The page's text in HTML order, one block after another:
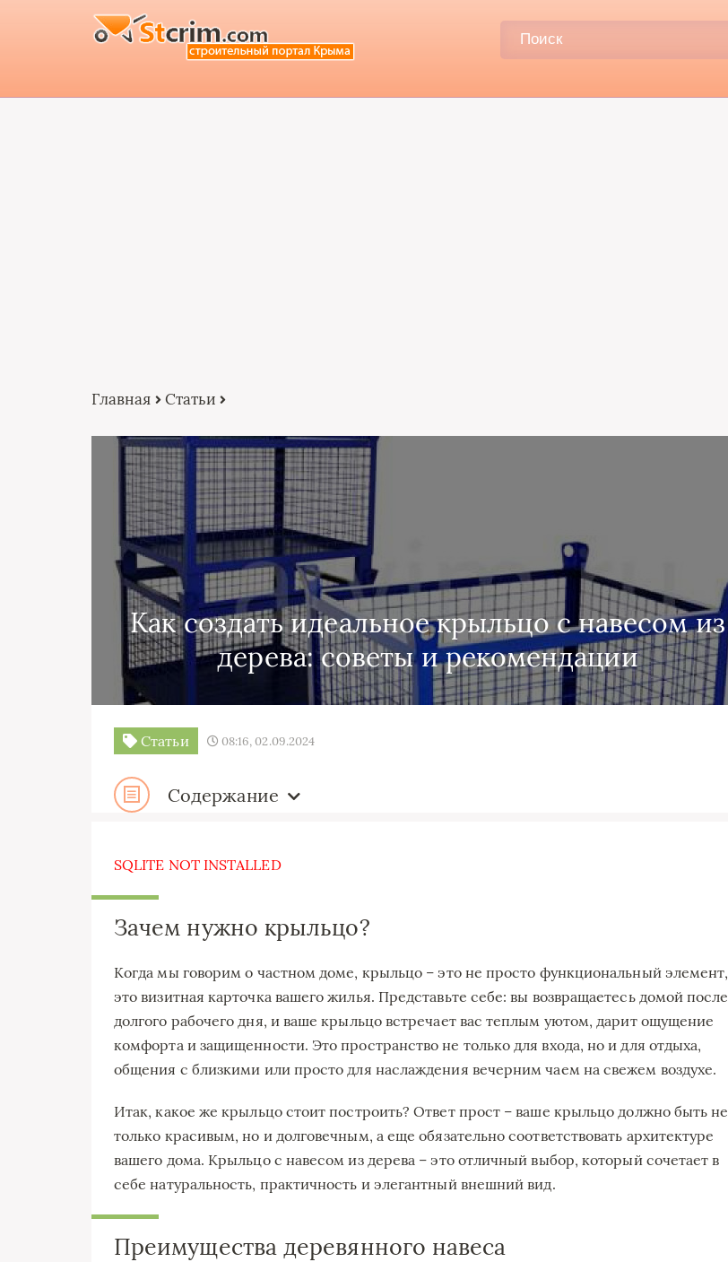
Главная Статьи
Как создать идеальное крыльцо с навесом из
дерева: советы и рекомендации
Статьи 08:16, 02.09.2024
Содержание
SQLITE NOT INSTALLED
Зачем нужно крыльцо?
Когда мы говорим о частном доме, крыльцо – это не просто функциональный элемент,
это визитная карточка вашего жилья. Представьте себе: вы возвращаетесь домой после
долгого рабочего дня, и ваше крыльцо встречает вас теплым уютом, дарит ощущение
комфорта и защищенности. Это пространство не только для входа, но и для отдыха,
общения с близкими или просто для наслаждения вечерним чаем на свежем воздухе.
Итак, какое же крыльцо стоит построить? Ответ прост – ваше крыльцо должно быть не
только красивым, но и долговечным, а еще обязательно соответствовать архитектуре
вашего дома. Крыльцо с навесом из дерева – это отличный выбор, который сочетает в
себе натуральность, практичность и элегантный внешний вид.
Преимущества деревянного навеса